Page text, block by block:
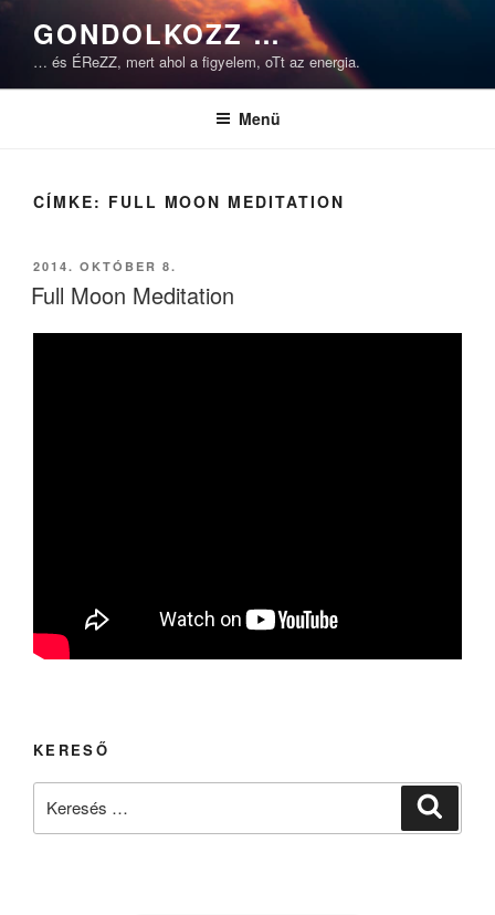
Tartalomhoz
GONDOLKOZZ …
… és ÉReZZ, mert ahol a figyelem, oTt az energia.
Menü
CÍMKE: FULL MOON MEDITATION
BEKÜLDVE:
2014. OKTÓBER 8.
Full Moon Meditation
KERESŐ